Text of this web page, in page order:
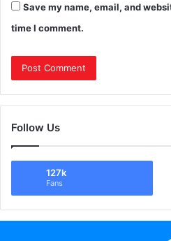
Save my name, email, and
time I comment.
Follow Us
127k
Fans